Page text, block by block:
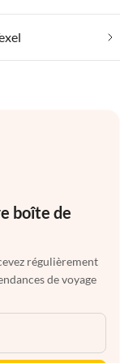
boîte de
régulièrement
de voyage